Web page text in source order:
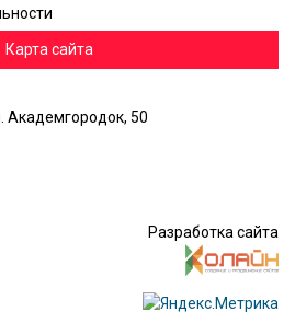
Карта сайта
Академгородок, 50
Разработка сайта